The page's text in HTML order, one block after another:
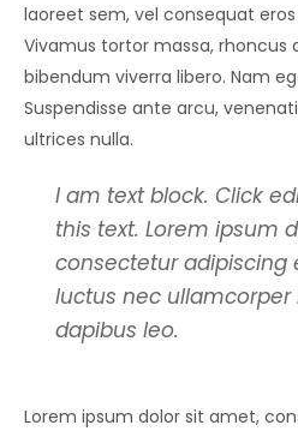
laoreet sem, vel consequat
Vivamus tortor massa,
bibendum viverra libero. Nam
Suspendisse ante arcu,
ultrices nulla.
I am text block. Click
this text. Lorem ipsum
consectetur adipiscing
luctus nec ullamcorper
dapibus leo.
Lorem ipsum dolor sit amet,